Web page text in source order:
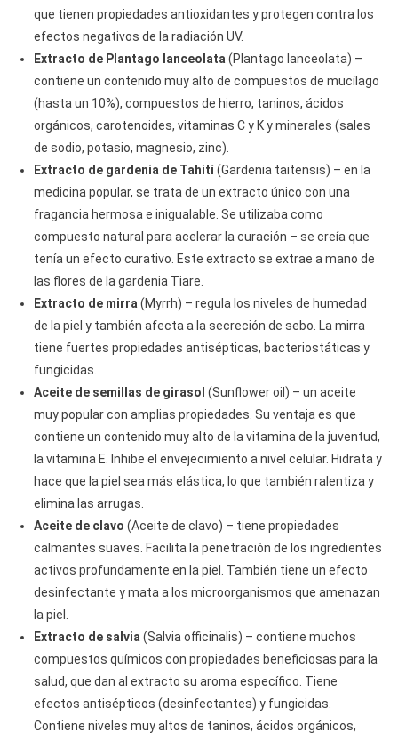
que tienen propiedades antioxidantes y protegen contra los
efectos negativos de la radiación UV.
Extracto de Plantago lanceolata (Plantago lanceolata) –
contiene un contenido muy alto de compuestos de mucílago
(hasta un 10%), compuestos de hierro, taninos, ácidos
orgánicos, carotenoides, vitaminas C y K y minerales (sales
de sodio, potasio, magnesio, zinc).
Extracto de gardenia de Tahití(Gardenia taitensis) – en la
medicina popular, se trata de un extracto único con una
fragancia hermosa e inigualable. Se utilizaba como
compuesto natural para acelerar la curación – se creía que
tenía un efecto curativo. Este extracto se extrae a mano de
las flores de la gardenia Tiare.
Extracto de mirra (Myrrh) – regula los niveles de humedad
de la piel y también afecta a la secreción de sebo. La mirra
tiene fuertes propiedades antisépticas, bacteriostáticas y
fungicidas.
Aceite de semillas de girasol (Sunflower oil) – un aceite
muy popular con amplias propiedades. Su ventaja es que
contiene un contenido muy alto de la vitamina de la juventud,
la vitamina E. Inhibe el envejecimiento a nivel celular. Hidrata y
hace que la piel sea más elástica, lo que también ralentiza y
elimina las arrugas.
Aceite de clavo (Aceite de clavo) – tiene propiedades
calmantes suaves. Facilita la penetración de los ingredientes
activos profundamente en la piel. También tiene un efecto
desinfectante y mata a los microorganismos que amenazan
la piel.
Extracto de salvia (Salvia officinalis) – contiene muchos
compuestos químicos con propiedades beneficiosas para la
salud, que dan al extracto su aroma específico. Tiene
efectos antisépticos (desinfectantes) y fungicidas.
Contiene niveles muy altos de taninos, ácidos orgánicos,